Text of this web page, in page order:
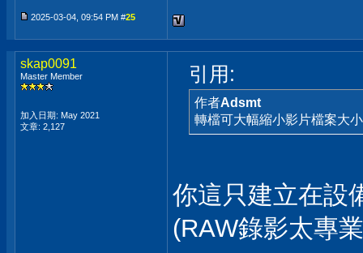
2025-03-04, 09:54 PM #25
skap0091
Master Member
加入日期: May 2021
文章: 2,127
引用:
作者Adsmt
轉檔可大幅縮小影片檔案大
你這只建立在設
(RAW錄影太專